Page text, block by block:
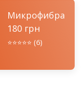
Микрофибра
180 грн
⭐️⭐️⭐️⭐️⭐️ (6)